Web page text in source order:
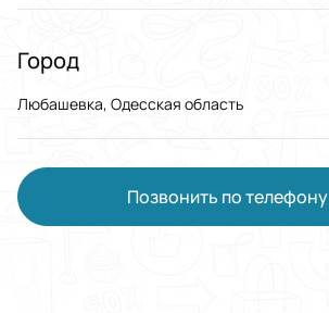
Город
Любашевка, Одесская область
Позвонить по телефону